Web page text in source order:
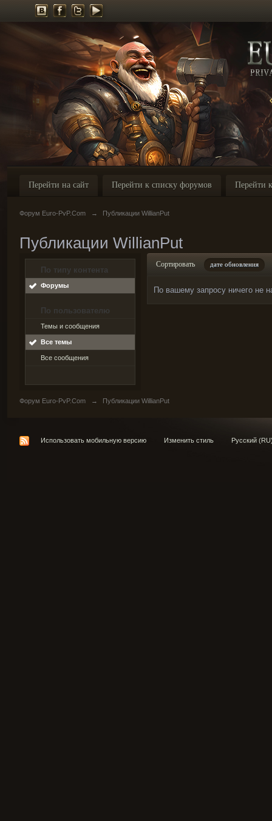
Перейти на сайт Перейти к списку форумов Перейти
Форум Euro-PvP.Com → Публикации WillianPut
Публикации WillianPut
По типу контента
Форумы
По пользователю
Темы и сообщения
Все темы
Все сообщения
Сортировать дате обновления
По вашему запросу ничего не
Форум Euro-PvP.Com → Публикации WillianPut
Использовать мобильную версию Изменить стиль Русский